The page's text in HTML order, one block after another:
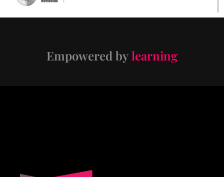
Empowered bylearning